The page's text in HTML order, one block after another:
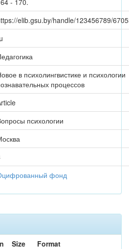
- 170.
elib.gsu.by/handle/123456789/
в психолингвистике и психологии
процессов
психологии
фонд
Size
Format